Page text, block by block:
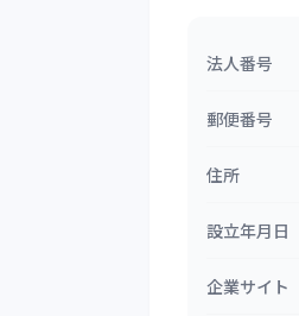
法人番号
郵便番号
住所
設立年月日
企業サイト